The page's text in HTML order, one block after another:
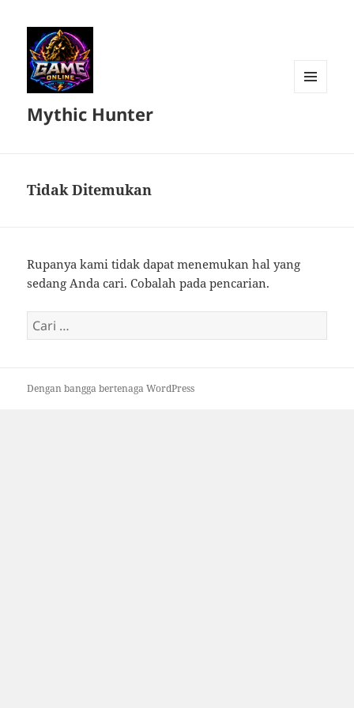
Mythic Hunter
Tidak Ditemukan
Rupanya kami tidak dapat menemukan hal yang
sedang Anda cari. Cobalah pada pencarian.
Cari
untuk:
Dengan bangga bertenaga WordPress